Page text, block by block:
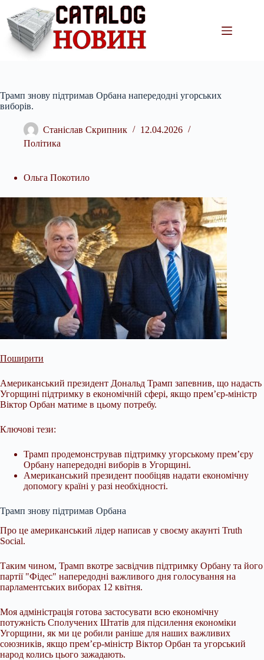
вмісту
Трамп знову підтримав Орбана напередодні угорських
виборів.
Станіслав Скрипник
12.04.2026
Політика
Ольга Покотило
Поширити
Американський президент Дональд Трамп запевнив, що надасть
Угорщині підтримку в економічній сфері, якщо прем’єр-міністр
Віктор Орбан матиме в цьому потребу.
Ключові тези:
Трамп продемонстрував підтримку угорському прем’єру
Орбану напередодні виборів в Угорщині.
Американський президент пообіцяв надати економічну
допомогу країні у разі необхідності.
Трамп знову підтримав Орбана
Про це американський лідер написав у своєму акаунті Truth
Social.
Таким чином, Трамп вкотре засвідчив підтримку Орбану та його
партії "Фідес" напередодні важливого дня голосування на
парламентських виборах 12 квітня.
Моя адміністрація готова застосувати всю економічну
потужність Сполучених Штатів для підсилення економіки
Угорщини, як ми це робили раніше для наших важливих
союзників, якщо прем’єр-міністр Віктор Орбан та угорський
народ колись цього зажадають.